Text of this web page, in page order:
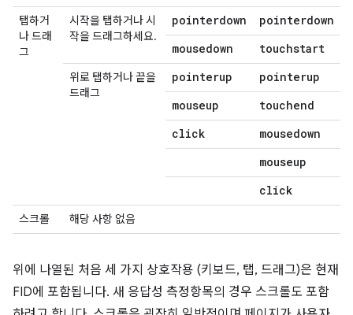
탭하거
나 드래
그
시작을 탭하거나 시
작을 드래그하세요.
pointerdown
pointerdown
mousedown
touchstart
위로 탭하거나 끝을
드래그
pointerup
pointerup
mouseup
touchend
click
mousedown
mouseup
click
스크롤 해당 사항 없음
위에 나열된 처음 세 가지 상호작용 (키보드, 탭, 드래그)은 현재
FID에 포함됩니다. 새 응답성 측정항목의 경우 스크롤도 포함